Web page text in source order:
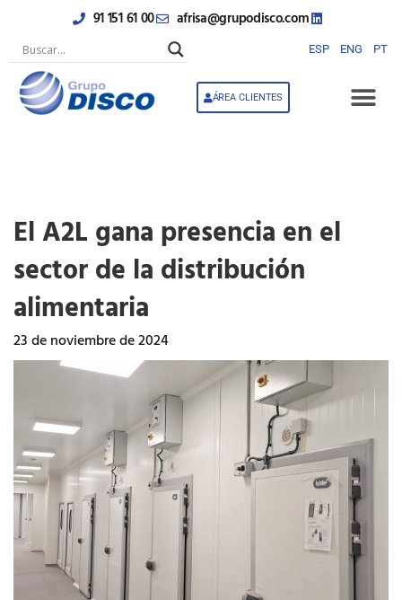
contenido
91 151 61 00 afrisa@grupodisco.com
ESP ENG PT
ÁREA CLIENTES
El A2L gana presencia en el
sector de la distribución
alimentaria
23 de noviembre de 2024